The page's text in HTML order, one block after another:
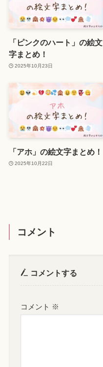
「ピンクのハート」の絵文
字まとめ！
2025年10月23日
「アホ」の絵文字まとめ！
2025年10月22日
コメント
コメントする
コメント ※